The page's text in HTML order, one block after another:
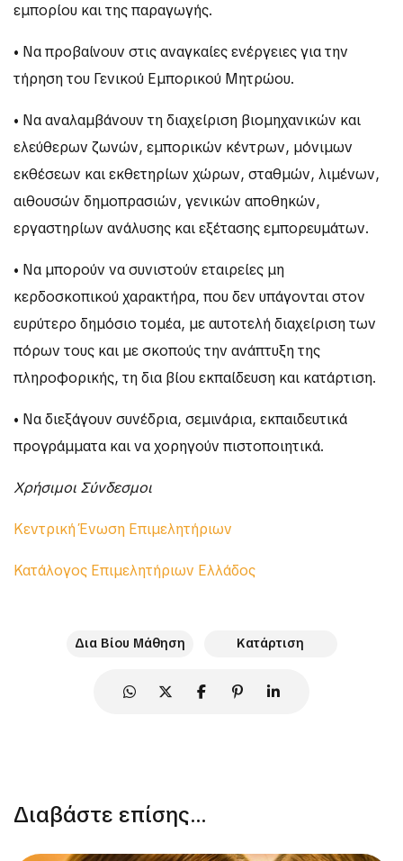
εμπορίου και της παραγωγής.
• Να προβαίνουν στις αναγκαίες ενέργειες για την
τήρηση του Γενικού Εμπορικού Μητρώου.
• Να αναλαμβάνουν τη διαχείριση βιομηχανικών και
ελεύθερων ζωνών, εμπορικών κέντρων, μόνιμων
εκθέσεων και εκθετηρίων χώρων, σταθμών, λιμένων,
αιθουσών δημοπρασιών, γενικών αποθηκών,
εργαστηρίων ανάλυσης και εξέτασης εμπορευμάτων.
• Να μπορούν να συνιστούν εταιρείες μη
κερδοσκοπικού χαρακτήρα, που δεν υπάγονται στον
ευρύτερο δημόσιο τομέα, με αυτοτελή διαχείριση των
πόρων τους και με σκοπούς την ανάπτυξη της
πληροφορικής, τη δια βίου εκπαίδευση και κατάρτιση.
• Να διεξάγουν συνέδρια, σεμινάρια, εκπαιδευτικά
προγράμματα και να χορηγούν πιστοποιητικά.
Χρήσιμοι Σύνδεσμοι
Κεντρική Ένωση Επιμελητήριων
Κατάλογος Επιμελητήριων Ελλάδος
Δια Βίου Μάθηση Κατάρτιση
Διαβάστε επίσης...